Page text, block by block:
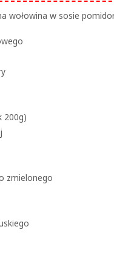
wołowina w sosie
200g)
zmielonego